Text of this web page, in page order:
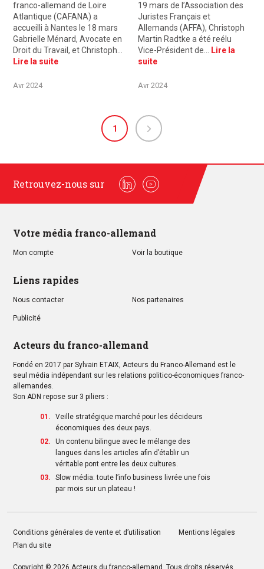
franco-allemand de Loire
Atlantique (CAFANA) a
accueilli à Nantes le 18 mars
Gabrielle Ménard, Avocate en
Droit du Travail, et Christoph…
Lire la suite
Avr 2024
19 mars de l’Association des
Juristes Français et
Allemands (AFFA), Christoph
Martin Radtke a été reélu
Vice-Président de…
Lire la
suite
Avr 2024
1
Retrouvez-nous sur
LinkedinYoutube
Votre média franco-allemand
Mon compte Voir la boutique
Liens rapides
Nous contacter Nos partenaires
Publicité
Acteurs du franco-allemand
Fondé en 2017 par Sylvain ETAIX, Acteurs du Franco-Allemand est le
seul média indépendant sur les relations politico-économiques franco-
allemandes.
Son ADN repose sur 3 piliers :
Veille stratégique marché pour les décideurs
économiques des deux pays.
Un contenu bilingue avec le mélange des
langues dans les articles afin d’établir un
véritable pont entre les deux cultures.
Slow média: toute l’info business livrée une fois
par mois sur un plateau !
Conditions générales de vente et d’utilisation
Mentions légales
Plan du site
Copyright © 2026 Acteurs du franco-allemand . Tous droits réservés.